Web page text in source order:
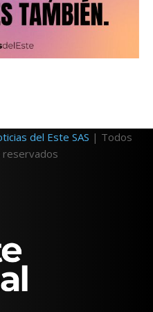
del Este SAS | Todos
reservados